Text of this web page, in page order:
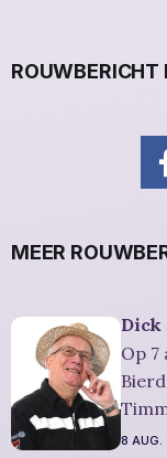
ROUWBERICHT
MEER
Dick
Op 7
8